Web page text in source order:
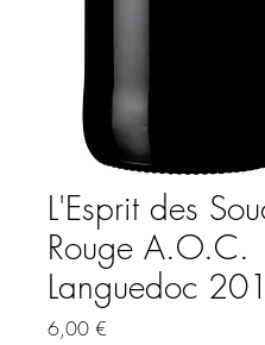
L'Esprit des
Rouge A.O.C.
Languedoc
6,00 €